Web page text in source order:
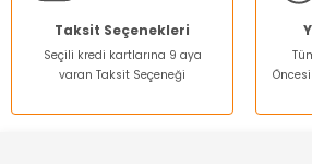
Taksit Seçenekleri
Seçili kredi kartlarına 9 aya
varan Taksit Seçeneği